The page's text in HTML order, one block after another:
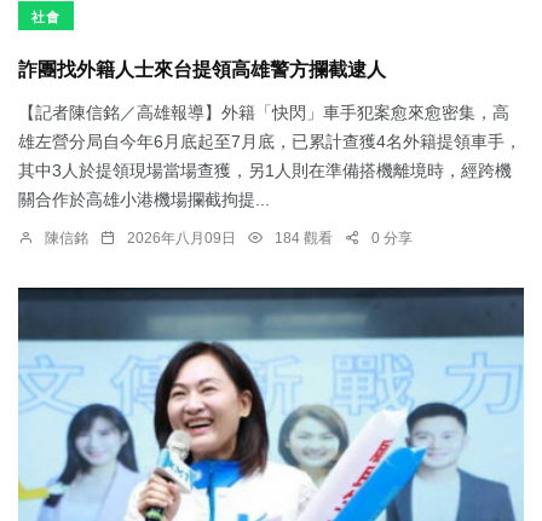
社會
詐團找外籍人士來台提領高雄警方攔截逮人
【記者陳信銘／高雄報導】外籍「快閃」車手犯案愈來愈密集，高
雄左營分局自今年6月底起至7月底，已累計查獲4名外籍提領車手，
其中3人於提領現場當場查獲，另1人則在準備搭機離境時，經跨機
關合作於高雄小港機場攔截拘提...
陳信銘 2026年八月09日 184 觀看 0 分享